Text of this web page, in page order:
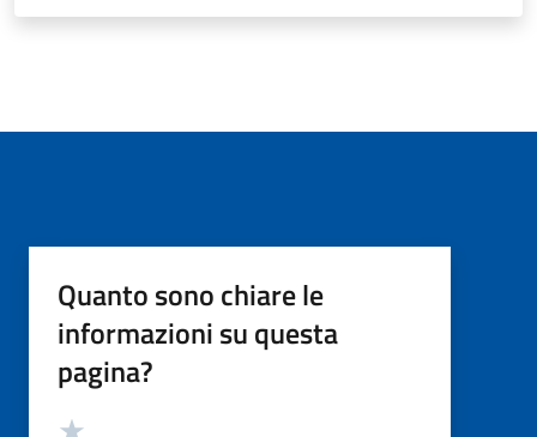
Quanto sono chiare le
informazioni su questa
pagina?
Valutazione